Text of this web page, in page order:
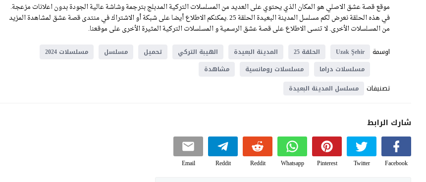
موقع قصة عشق الاصلي هو المكان الذي يحتوي على العديد من المسلسلات التركية المدبلج بترجمة وشاشة عالية الجودة بدون اعلانات مزعجة.
في هذه الحلقة نعرض لكم مسلسل المدينة البعيدة الحلقة 25 .يمكنكم الاطلاع أيضا على شبكة أو الاشتراك في منتدى قصة عشق لمشاهدة المزيد
من المسلسلات الأخرى. لا تنسى الاطلاع على قصة عشق الرسمية و المسلسلات التركية المثيرة الأخرى على موقعنا.
اوسمة
Uzak Şehir الحلقة 25 المدينة البعيدة الهيبة التركي تحميل مسلسل
مسلسلات 2024
مسلسلات دراما
مسلسلات رومانسية مشاهدة
تصنيفات مسلسل المدينة البعيدة
شارك الرابط
Facebook
Twitter
Pinterest
Whatsapp
Reddit
Reddit
Email